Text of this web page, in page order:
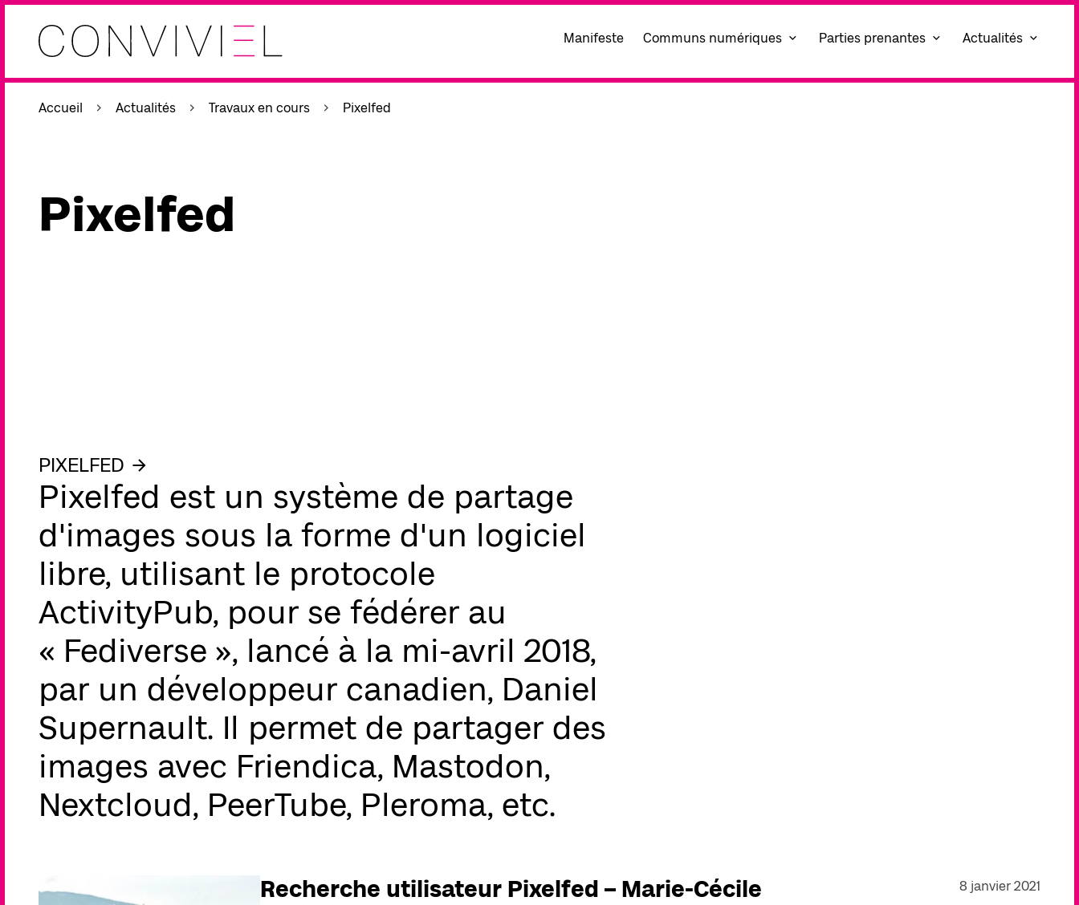
Manifeste Communs numériques Parties prenantes Actualités
Accueil Actualités Travaux en cours Pixelfed
Pixelfed
PIXELFED
Pixelfed est un système de partage
d'images sous la forme d'un logiciel
libre, utilisant le protocole
ActivityPub, pour se fédérer au
« Fediverse », lancé à la mi-avril 2018,
par un développeur canadien, Daniel
Supernault. Il permet de partager des
images avec Friendica, Mastodon,
Nextcloud, PeerTube, Pleroma, etc.
Recherche utilisateur Pixelfed – Marie-Cécile
8 janvier 2021